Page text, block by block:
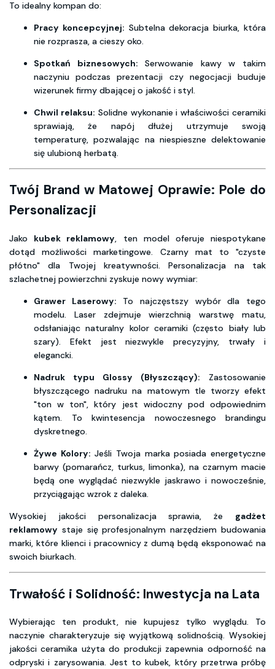
To idealny kompan do:
Pracy koncepcyjnej: Subtelna dekoracja biurka, która
nie rozprasza, a cieszy oko.
Spotkań biznesowych: Serwowanie kawy w takim
naczyniu podczas prezentacji czy negocjacji buduje
wizerunek firmy dbającej o jakość i styl.
Chwil relaksu: Solidne wykonanie i właściwości ceramiki
sprawiają, że napój dłużej utrzymuje swoją
temperaturę, pozwalając na niespieszne delektowanie
się ulubioną herbatą.
Twój Brand w Matowej Oprawie: Pole do
Personalizacji
Jako kubek reklamowy, ten model oferuje niespotykane
dotąd możliwości marketingowe. Czarny mat to "czyste
płótno" dla Twojej kreatywności. Personalizacja na tak
szlachetnej powierzchni zyskuje nowy wymiar:
Grawer Laserowy: To najczęstszy wybór dla tego
modelu. Laser zdejmuje wierzchnią warstwę matu,
odsłaniając naturalny kolor ceramiki (często biały lub
szary). Efekt jest niezwykle precyzyjny, trwały i
elegancki.
Nadruk typu Glossy (Błyszczący): Zastosowanie
błyszczącego nadruku na matowym tle tworzy efekt
"ton w ton", który jest widoczny pod odpowiednim
kątem. To kwintesencja nowoczesnego brandingu
dyskretnego.
Żywe Kolory: Jeśli Twoja marka posiada energetyczne
barwy (pomarańcz, turkus, limonka), na czarnym macie
będą one wyglądać niezwykle jaskrawo i nowocześnie,
przyciągając wzrok z daleka.
Wysokiej jakości personalizacja sprawia, że gadżet
reklamowy staje się profesjonalnym narzędziem budowania
marki, które klienci i pracownicy z dumą będą eksponować na
swoich biurkach.
Trwałość i Solidność: Inwestycja na Lata
Wybierając ten produkt, nie kupujesz tylko wyglądu. To
naczynie charakteryzuje się wyjątkową solidnością. Wysokiej
jakości ceramika użyta do produkcji zapewnia odporność na
odpryski i zarysowania. Jest to kubek, który przetrwa próbę